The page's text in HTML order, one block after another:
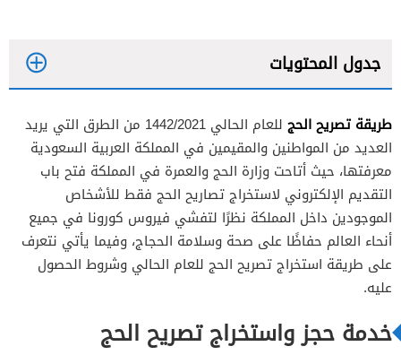
جدول المحتويات
طريقة تصريح الحج
للعام الحالي 1442/2021 من الطرق التي يريد
العديد من المواطنين والمقيمين في المملكة العربية السعودية
معرفتها، حيث أتاحت وزارة الحج والعمرة في المملكة فتح باب
التقديم الإلكتروني لاستخراج تصاريح الحج فقط للأشخاص
الموجودين داخل المملكة نظرًا لتفشي فيروس كورونا في جميع
أنحاء العالم حفاظًا على صحة وسلامة الحجاج، وفيما يأتي نتعرف
على طريقة استخراج تصريح الحج للعام الحالي وشروط الحصول
عليه.
خدمة حجز واستخراج تصريح الحج